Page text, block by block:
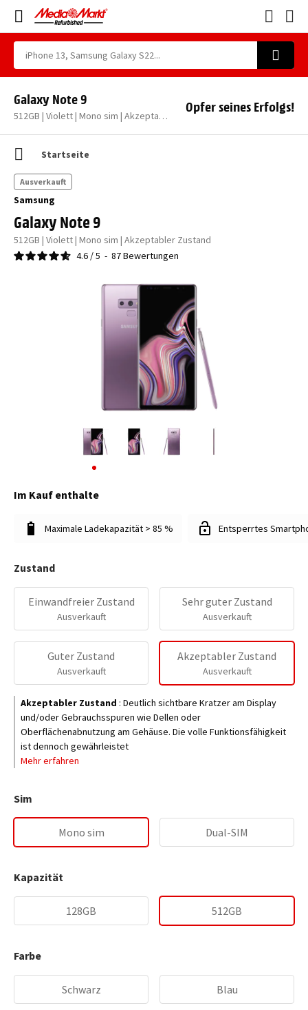
Galaxy Note 9
512GB | Violett | Mono sim | Akzeptabler Zustand
Opfer seines Erfolgs!
Startseite
Samsung
Galaxy Note 9
512GB | Violett | Mono sim | Akzeptabler Zustand
4.6 /5 - 87Bewertungen
Ausverkauft
Im Kauf enthalte
Maximale Ladekapazität > 85 % Entsperrtes
Zustand
Einwandfreier Zustand
Ausverkauft
Sehr guter Zustand
Ausverkauft
Guter Zustand
Ausverkauft
Akzeptabler Zustand
Ausverkauft
Akzeptabler Zustand : Deutlich sichtbare Kratzer am Display
und/oder Gebrauchsspuren wie Dellen oder
Oberflächenabnutzung am Gehäuse. Die volle Funktionsfähigkeit
ist dennoch gewährleistet
Mehr erfahren
Sim
Mono sim Dual-SIM
Kapazität
128GB 512GB
Farbe
Schwarz Blau